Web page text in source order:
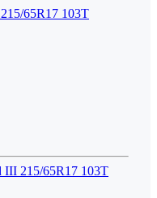
65R17 103T
III 215/65R17 103T